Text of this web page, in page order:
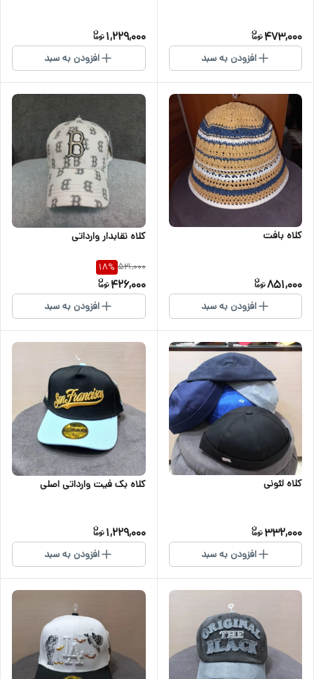
473,000
افزودن به سبد
1,229,000
افزودن به سبد
کلاه بافت
851,000
افزودن به سبد
کلاه نقابدار وارداتی
521,000
18%
426,000
افزودن به سبد
کلاه لئونی
332,000
افزودن به سبد
کلاه بک فیت وارداتی اصلی
1,229,000
افزودن به سبد